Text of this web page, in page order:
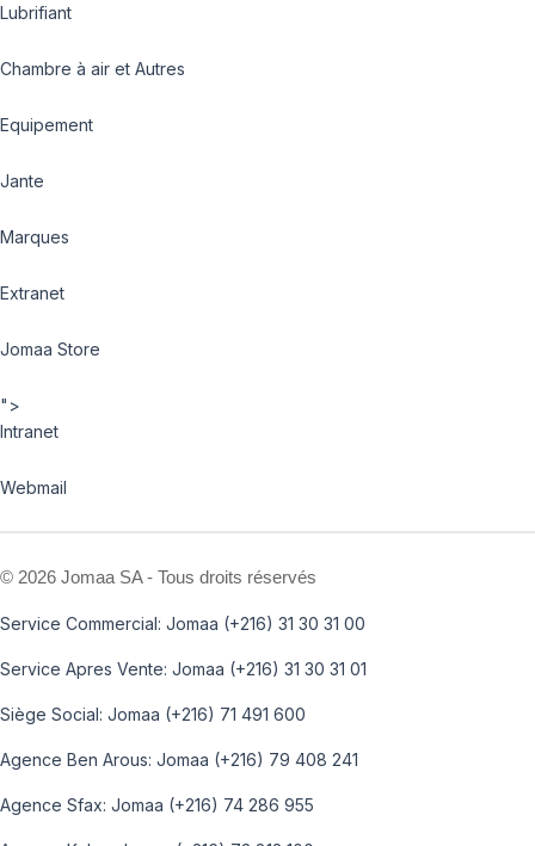
Lubrifiant
Chambre à air et Autres
Equipement
Jante
Marques
Extranet
Jomaa Store
">
Intranet
Webmail
© 2026 Jomaa SA - Tous droits réservés
Service Commercial: Jomaa (+216) 31 30 31 00
Service Apres Vente: Jomaa (+216) 31 30 31 01
Siège Social: Jomaa (+216) 71 491 600
Agence Ben Arous: Jomaa (+216) 79 408 241
Agence Sfax: Jomaa (+216) 74 286 955